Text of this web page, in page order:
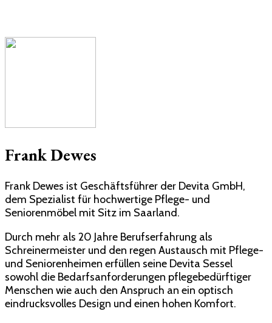
Frank Dewes
Frank Dewes ist Geschäftsführer der Devita GmbH,
dem Spezialist für hochwertige Pflege- und
Seniorenmöbel mit Sitz im Saarland.
Durch mehr als 20 Jahre Berufserfahrung als
Schreinermeister und den regen Austausch mit Pflege-
und Seniorenheimen erfüllen seine Devita Sessel
sowohl die Bedarfsanforderungen pflegebedürftiger
Menschen wie auch den Anspruch an ein optisch
eindrucksvolles Design und einen hohen Komfort.